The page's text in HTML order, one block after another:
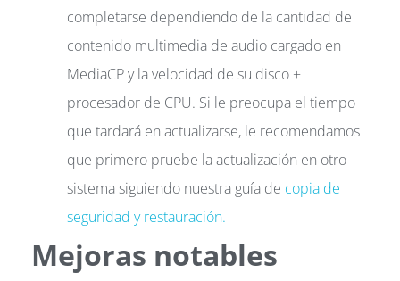
completarse dependiendo de la cantidad de
contenido multimedia de audio cargado en
MediaCP y la velocidad de su disco +
procesador de CPU. Si le preocupa el tiempo
que tardará en actualizarse, le recomendamos
que primero pruebe la actualización en otro
sistema siguiendo nuestra guía de copia de
seguridad y restauración.
Mejoras notables